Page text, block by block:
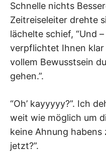
Schnelle nichts
Zeitreiseleiter drehte
lächelte schief, “Und
verpflichtet Ihnen klar
vollem Bewusstsein
gehen.”.
“Oh’ kayyyyy?”. Ich
weit wie möglich um
keine Ahnung habens
jetzt?”.